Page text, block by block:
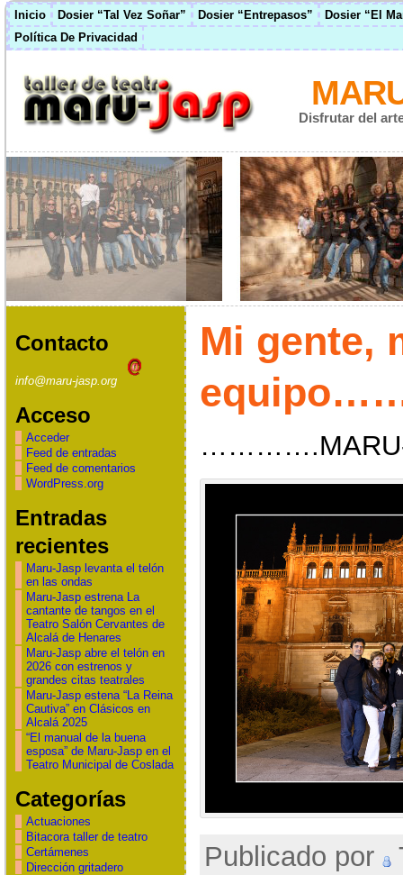
Inicio Dosier “Tal Vez Soñar” Dosier “Entrepasos”
Dosier “El
Política De Privacidad
Disfrutar del
Contacto
info@maru-jasp.org
Acceso
Acceder
Feed de entradas
Feed de comentarios
WordPress.org
Entradas
recientes
Maru-Jasp levanta el telón
en las ondas
Maru-Jasp estrena La
cantante de tangos en el
Teatro Salón Cervantes de
Alcalá de Henares
Maru-Jasp abre el telón en
2026 con estrenos y
grandes citas teatrales
Maru-Jasp estena “La Reina
Cautiva” en Clásicos en
Alcalá 2025
“El manual de la buena
esposa” de Maru-Jasp en el
Teatro Municipal de Coslada
Categorías
Actuaciones
Bitacora taller de teatro
Certámenes
Dirección gritadero
Mi gente,
Publicado por